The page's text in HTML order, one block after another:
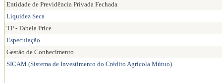
Entidade de Previdência Privada Fechada
Liquidez Seca
TP - Tabela Price
Especulação
Gestão de Conhecimento
SICAM (Sistema de Investimento do Crédito Agrícola Mútuo)